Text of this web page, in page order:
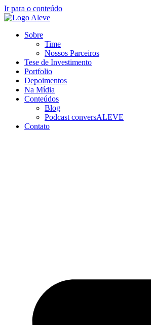
Ir para o conteúdo
Sobre
Time
Nossos Parceiros
Tese de Investimento
Portfolio
Depoimentos
Na Mídia
Conteúdos
Blog
Podcast conversALEVE
Contato